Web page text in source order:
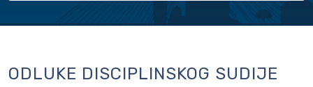
ODLUKE DISCIPLINSKOG SUDIJE